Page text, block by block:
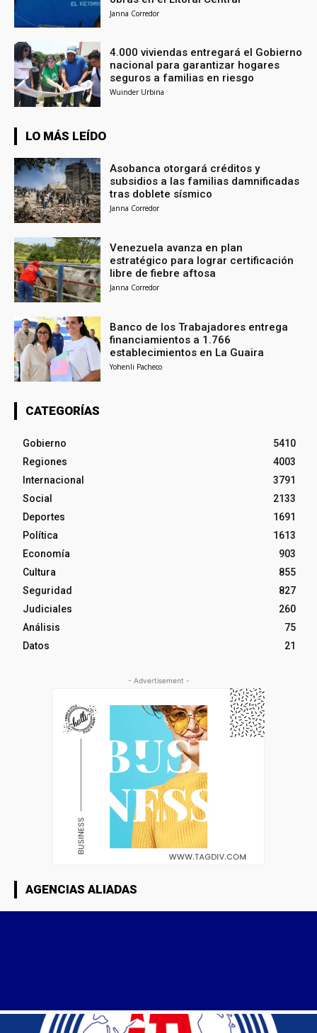
Janna Corredor
4.000 viviendas entregará el Gobierno
nacional para garantizar hogares
seguros a familias en riesgo
Wuinder Urbina
LO MÁS LEÍDO
Asobanca otorgará créditos y
subsidios a las familias damnificadas
tras doblete sísmico
Janna Corredor
Venezuela avanza en plan
estratégico para lograr certificación
libre de fiebre aftosa
Janna Corredor
Banco de los Trabajadores entrega
financiamientos a 1.766
establecimientos en La Guaira
Yohenli Pacheco
CATEGORÍAS
Gobierno
5410
Regiones
4003
Internacional
3791
Social
2133
Deportes
1691
Política
1613
Economía
903
Cultura
855
Seguridad
827
Judiciales
260
Análisis
75
Datos
21
- Advertisement -
AGENCIAS ALIADAS